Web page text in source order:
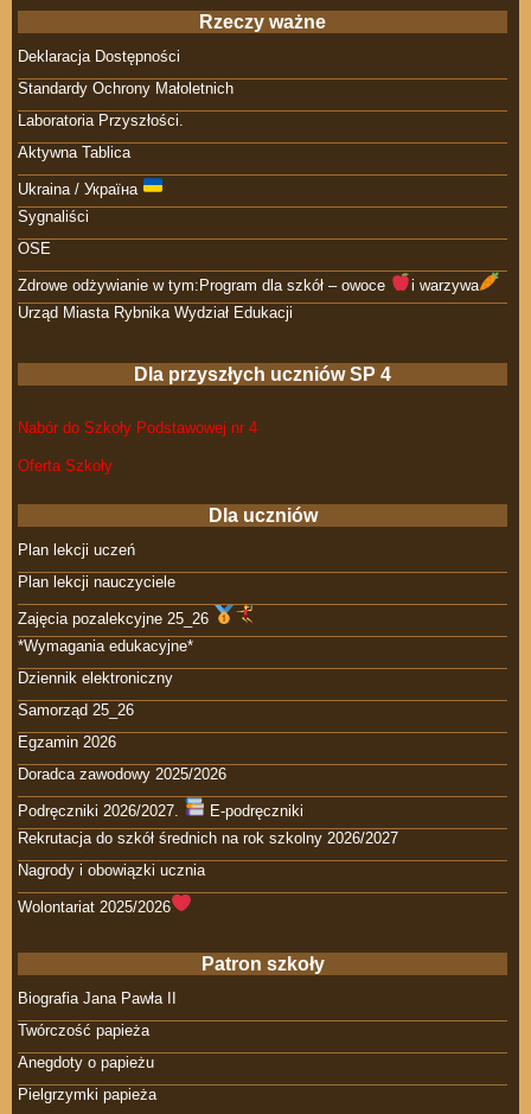
Rzeczy ważne
Deklaracja Dostępności
Standardy Ochrony Małoletnich
Laboratoria Przyszłości.
Aktywna Tablica
Ukraina / Україна
Sygnaliści
OSE
Zdrowe odżywianie w tym:Program dla szkół – owoce
i warzywa
Urząd Miasta Rybnika Wydział Edukacji
Dla przyszłych uczniów SP 4
Nabór do Szkoły Podstawowej nr 4
Oferta Szkoły
Dla uczniów
Plan lekcji uczeń
Plan lekcji nauczyciele
Zajęcia pozalekcyjne 25_26
*Wymagania edukacyjne*
Dziennik elektroniczny
Samorząd 25_26
Egzamin 2026
Doradca zawodowy 2025/2026
Podręczniki 2026/2027.
E-podręczniki
Rekrutacja do szkół średnich na rok szkolny 2026/2027
Nagrody i obowiązki ucznia
Wolontariat 2025/2026
Patron szkoły
Biografia Jana Pawła II
Twórczość papieża
Anegdoty o papieżu
Pielgrzymki papieża